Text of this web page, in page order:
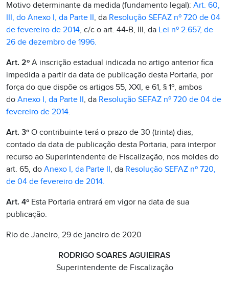
Motivo determinante da medida (fundamento legal): Art. 60,
III, do Anexo I, da Parte II, da Resolução SEFAZ nº 720 de 04
de fevereiro de 2014, c/c o art. 44-B, III, da Lei nº 2.657, de
26 de dezembro de 1996.
Art. 2º A inscrição estadual indicada no artigo anterior fica
impedida a partir da data de publicação desta Portaria, por
força do que dispõe os artigos 55, XXI, e 61, § 1º, ambos
do Anexo I, da Parte II, da Resolução SEFAZ nº 720 de 04 de
fevereiro de 2014.
Art. 3º O contribuinte terá o prazo de 30 (trinta) dias,
contado da data de publicação desta Portaria, para interpor
recurso ao Superintendente de Fiscalização, nos moldes do
art. 65, do Anexo I, da Parte II, da Resolução SEFAZ nº 720,
de 04 de fevereiro de 2014.
Art. 4º Esta Portaria entrará em vigor na data de sua
publicação.
Rio de Janeiro, 29 de janeiro de 2020
RODRIGO SOARES AGUIEIRAS
Superintendente de Fiscalização